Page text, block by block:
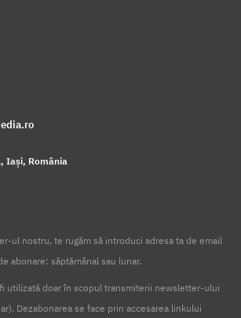
Iași, România
ul nostru, te rugăm să introduci adresa ta de email
abonare: săptămânal sau lunar.
utilizată doar în scopul transmiterii newsletter-ului
Dezabonarea se face prin accesarea linkului